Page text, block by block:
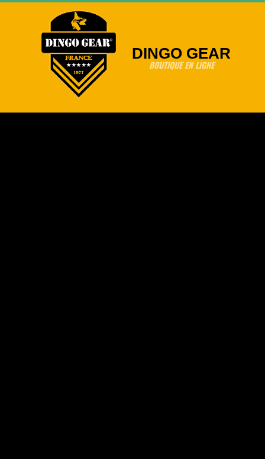
Skip
DINGO GEAR
BOUTIQUE EN LIGNE